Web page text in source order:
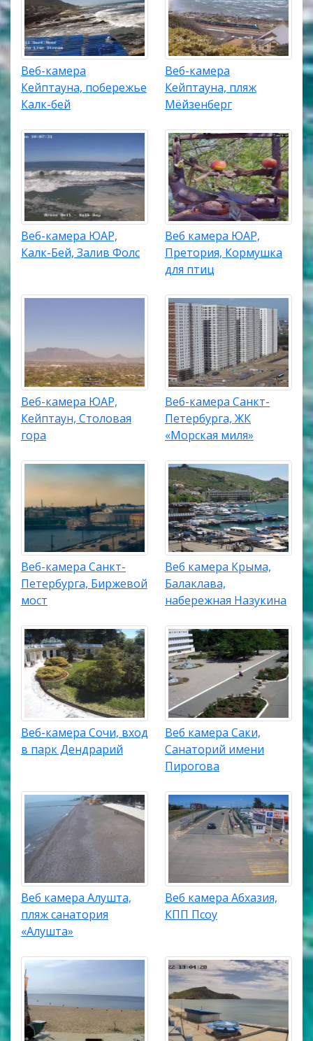
Веб-камера
Кейптауна, побережье
Калк-бей
Веб-камера
Кейптауна, пляж
Мёйзенберг
Веб-камера ЮАР,
Калк-Бей, Залив Фолс
Веб камера ЮАР,
Претория, Кормушка
для птиц
Веб-камера ЮАР,
Кейптаун, Столовая
гора
Веб-камера Санкт-
Петербурга, ЖК
«Морская миля»
Веб-камера Санкт-
Петербурга, Биржевой
мост
Веб камера Крыма,
Балаклава,
набережная Назукина
Веб-камера Сочи, вход
в парк Дендрарий
Веб камера Саки,
Санаторий имени
Пирогова
Веб камера Алушта,
пляж санатория
«Алушта»
Веб камера Абхазия,
КПП Псоу